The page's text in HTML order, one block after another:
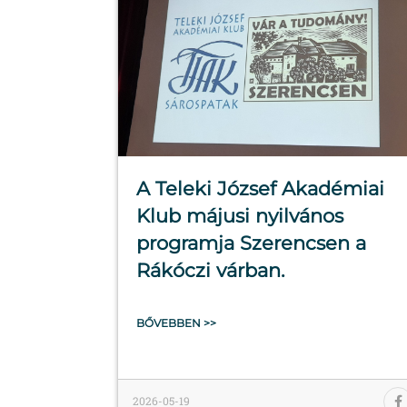
A Teleki József Akadémiai
Klub májusi nyilvános
programja Szerencsen a
Rákóczi várban.
BŐVEBBEN >>
2026-05-19